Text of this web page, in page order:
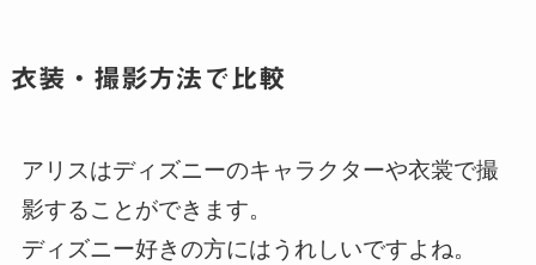
衣装・撮影方法で比較
アリスはディズニーのキャラクターや衣裳で撮
影することができます。
ディズニー好きの方にはうれしいですよね。